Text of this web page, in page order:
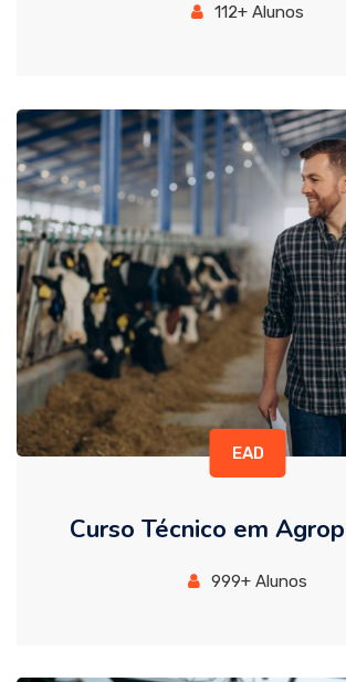
112+ Alunos
EAD
Curso Técnico em
999+ Alunos